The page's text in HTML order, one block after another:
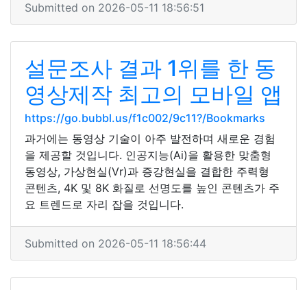
Submitted on 2026-05-11 18:56:51
설문조사 결과 1위를 한 동
영상제작 최고의 모바일 앱
https://go.bubbl.us/f1c002/9c11?/Bookmarks
과거에는 동영상 기술이 아주 발전하며 새로운 경험
을 제공할 것입니다. 인공지능(Ai)을 활용한 맞춤형
동영상, 가상현실(Vr)과 증강현실을 결합한 주력형
콘텐츠, 4K 및 8K 화질로 선명도를 높인 콘텐츠가 주
요 트렌드로 자리 잡을 것입니다.
Submitted on 2026-05-11 18:56:44